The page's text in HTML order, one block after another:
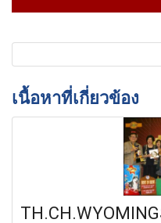
เนื้อหาที่เกี่ยวข้อง